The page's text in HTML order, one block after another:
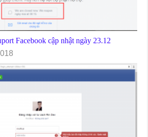
Facebook cập nhật ngày 23.12